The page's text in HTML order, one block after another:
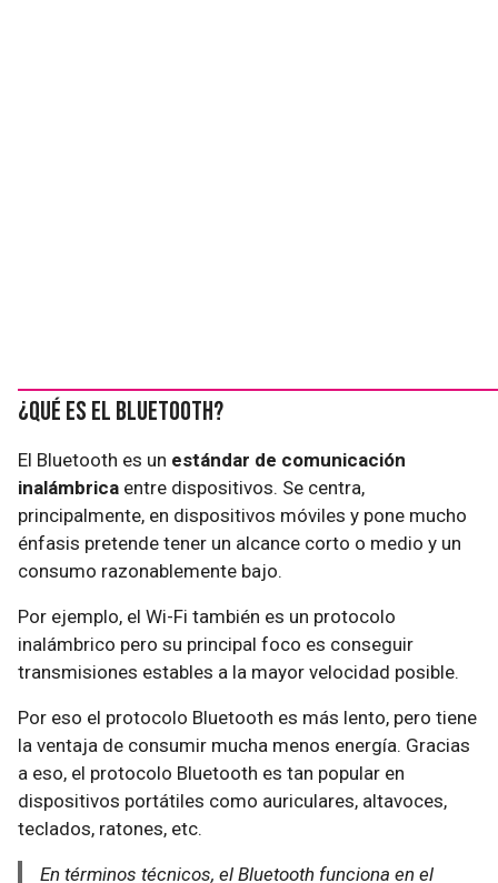
¿Qué es el Bluetooth?
El Bluetooth es un estándar de comunicación
inalámbrica entre dispositivos. Se centra,
principalmente, en dispositivos móviles y pone mucho
énfasis pretende tener un alcance corto o medio y un
consumo razonablemente bajo.
Por ejemplo, el Wi-Fi también es un protocolo
inalámbrico pero su principal foco es conseguir
transmisiones estables a la mayor velocidad posible.
Por eso el protocolo Bluetooth es más lento, pero tiene
la ventaja de consumir mucha menos energía. Gracias
a eso, el protocolo Bluetooth es tan popular en
dispositivos portátiles como auriculares, altavoces,
teclados, ratones, etc.
En términos técnicos, el Bluetooth funciona en el